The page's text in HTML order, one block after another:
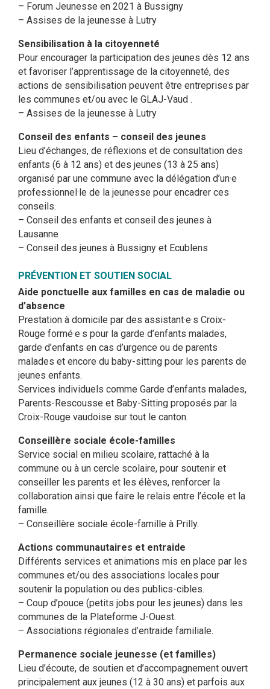
– Forum Jeunesse en 2021 à Bussigny
– Assises de la jeunesse à Lutry
Sensibilisation à la citoyenneté
Pour encourager la participation des jeunes dès 12 ans
et favoriser l’apprentissage de la citoyenneté, des
actions de sensibilisation peuvent être entreprises par
les communes et/ou avec le GLAJ-Vaud .
– Assises de la jeunesse à Lutry
Conseil des enfants – conseil des jeunes
Lieu d’échanges, de réflexions et de consultation des
enfants (6 à 12 ans) et des jeunes (13 à 25 ans)
organisé par une commune avec la délégation d’un·e
professionnel·le de la jeunesse pour encadrer ces
conseils.
– Conseil des enfants et conseil des jeunes à
Lausanne
– Conseil des jeunes à Bussigny et Ecublens
PRÉVENTION ET SOUTIEN SOCIAL
Aide ponctuelle aux familles en cas de maladie ou
d’absence
Prestation à domicile par des assistant·e·s Croix-
Rouge formé·e·s pour la garde d’enfants malades,
garde d’enfants en cas d’urgence ou de parents
malades et encore du baby-sitting pour les parents de
jeunes enfants.
Services individuels comme Garde d’enfants malades,
Parents-Rescousse et Baby-Sitting proposés par la
Croix-Rouge vaudoise sur tout le canton.
Conseillère sociale école-familles
Service social en milieu scolaire, rattaché à la
commune ou à un cercle scolaire, pour soutenir et
conseiller les parents et les élèves, renforcer la
collaboration ainsi que faire le relais entre l’école et la
famille.
– Conseillère sociale école-famille à Prilly.
Actions communautaires et entraide
Différents services et animations mis en place par les
communes et/ou des associations locales pour
soutenir la population ou des publics-cibles.
– Coup d’pouce (petits jobs pour les jeunes) dans les
communes de la Plateforme J-Ouest.
– Associations régionales d’entraide familiale.
Permanence sociale jeunesse (et familles)
Lieu d’écoute, de soutien et d’accompagnement ouvert
principalement aux jeunes (12 à 30 ans) et parfois aux